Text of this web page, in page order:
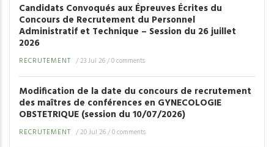
Candidats Convoqués aux Épreuves Écrites du
Concours de Recrutement du Personnel
Administratif et Technique – Session du 26 juillet
2026
RECRUTEMENT /23 Jul 26/0 comments
Modification de la date du concours de recrutement
des maîtres de conférences en GYNECOLOGIE
OBSTETRIQUE (session du 10/07/2026)
RECRUTEMENT /20 Jul 26/0 comments